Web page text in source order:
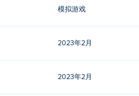
模拟游戏
2023年2月
2023年2月